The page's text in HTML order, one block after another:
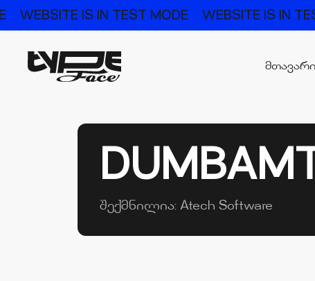
WEBSITE IS IN TEST MODE WEBSITE IS IN
მთავარი
შექმნილია: Atech Software